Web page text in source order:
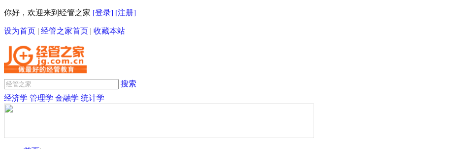
你好，欢迎来到经管之家 [登录] [注册]
设为首页 | 经管之家首页 | 收藏本站
搜索
经济学 管理学 金融学 统计学